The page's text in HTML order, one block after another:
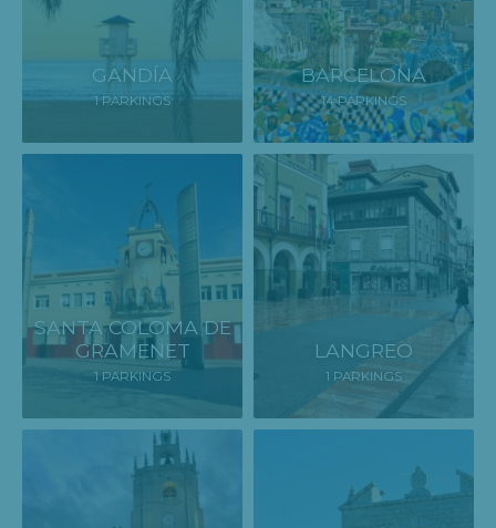
GANDÍA
1 PARKINGS
BARCELONA
14 PARKINGS
SANTA COLOMA DE
GRAMENET
1 PARKINGS
LANGREO
1 PARKINGS